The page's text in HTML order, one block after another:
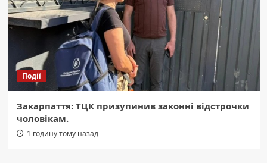
Події
Закарпаття: ТЦК призупинив законні відстрочки
чоловікам.
1 годину тому назад